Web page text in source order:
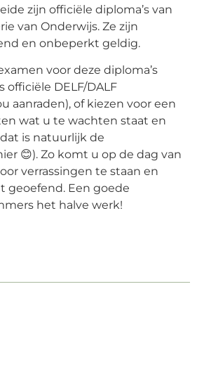
zijn officiële diploma’s van
van Onderwijs. Ze zijn
en onbeperkt geldig.
voor deze diploma’s
officiële DELF/DALF
aanraden), of kiezen voor een
wat u te wachten staat en
is natuurlijk de
😊). Zo komt u op de dag van
verrassingen te staan en
geoefend. Een goede
het halve werk!